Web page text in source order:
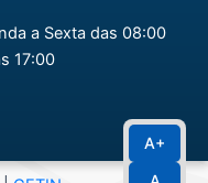
a Sexta das 08:00
17:00
A+